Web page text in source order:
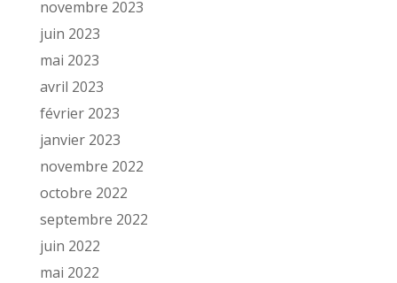
novembre 2023
juin 2023
mai 2023
avril 2023
février 2023
janvier 2023
novembre 2022
octobre 2022
septembre 2022
juin 2022
mai 2022